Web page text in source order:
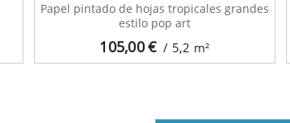
105,00€ / 5,2 m²
Papel pintado de hojas tropicales grandes
estilo pop art